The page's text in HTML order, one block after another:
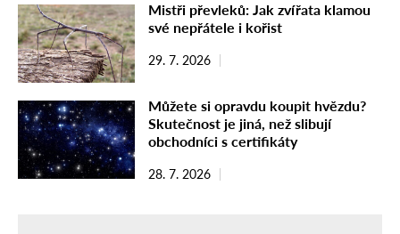
Mistři převleků: Jak zvířata klamou
své nepřátele i kořist
29. 7. 2026
Můžete si opravdu koupit hvězdu?
Skutečnost je jiná, než slibují
obchodníci s certifikáty
28. 7. 2026